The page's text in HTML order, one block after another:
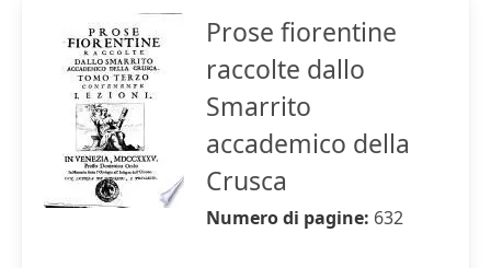
Prose fiorentine
raccolte dallo
Smarrito
accademico della
Crusca
Numero di pagine: 632